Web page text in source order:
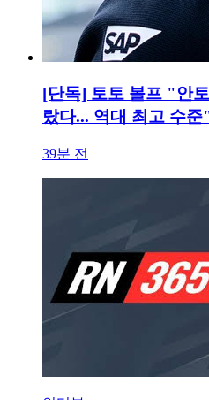
[단독] 토토 볼프 "안
랐다... 역대 최고 수준
39분 전